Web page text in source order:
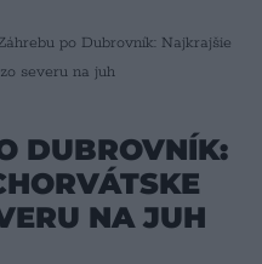
po Dubrovník: Najkrajšie
severu na juh
DUBROVNÍK:
NA JUH